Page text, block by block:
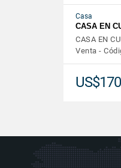
Casa
CASA EN
CASA EN
Venta -